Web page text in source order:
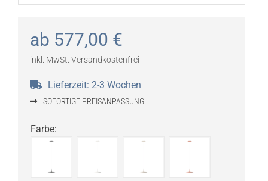
ab 577,00 €
inkl. MwSt. Versandkostenfrei
Lieferzeit: 2-3 Wochen
SOFORTIGE PREISANPASSUNG
Farbe: